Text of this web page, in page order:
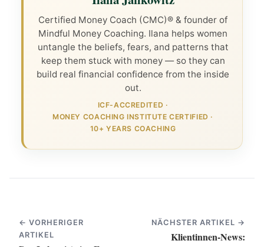
Certified Money Coach (CMC)® & founder of
Mindful Money Coaching. Ilana helps women
untangle the beliefs, fears, and patterns that
keep them stuck with money — so they can
build real financial confidence from the inside
out.
ICF-ACCREDITED ·
MONEY COACHING INSTITUTE CERTIFIED ·
10+ YEARS COACHING
← VORHERIGER
ARTIKEL
NÄCHSTER ARTIKEL →
Klientinnen-News: